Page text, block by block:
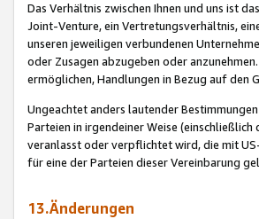
Das Verhältnis zwischen Ihnen und uns ist
Joint-Venture, ein Vertretungsverhältnis,
unseren jeweiligen verbundenen
oder Zusagen abzugeben oder
ermöglichen, Handlungen in Bezug auf den
Ungeachtet anders lautender
Parteien in irgendeiner Weise
veranlasst oder verpflichtet wird, die mit
für eine der Parteien dieser Vereinbarung
13.Änderungen